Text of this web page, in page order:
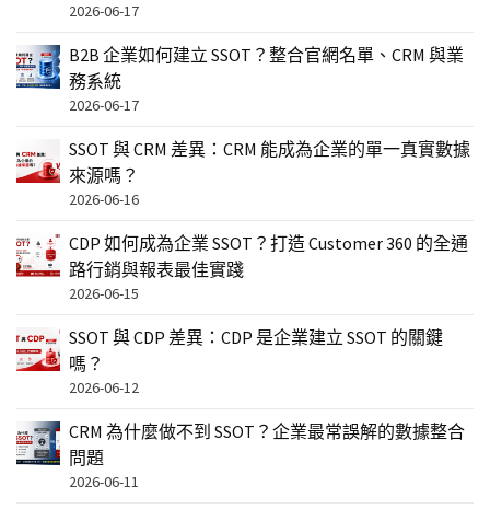
2026-06-17
B2B 企業如何建立 SSOT？整合官網名單、CRM 與業
務系統
2026-06-17
SSOT 與 CRM 差異：CRM 能成為企業的單一真實數據
來源嗎？
2026-06-16
CDP 如何成為企業 SSOT？打造 Customer 360 的全通
路行銷與報表最佳實踐
2026-06-15
SSOT 與 CDP 差異：CDP 是企業建立 SSOT 的關鍵
嗎？
2026-06-12
CRM 為什麼做不到 SSOT？企業最常誤解的數據整合
問題
2026-06-11